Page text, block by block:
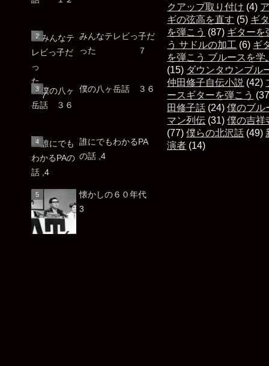
みんなテレビっ子だ
った ７
僕の八ヶ岳話 ３６
誰にでもわかるPA
の話 ,4
懐かしの６０年代
3
クアップ取り付け (4)
ギの弦高を直す (5) ギ
を弾こう (87) ギターを
う サドルの加工 (6) ギ
を弾こう ブルースを学
(15) ダウンタウンブル
仲田修子自伝小説 (42)
ースギターを弾こう
田修子話 (24)僕のブル
マン列伝 (31)僕の吉祥
(77)僕らの北沢話 (49)
演者 (14)